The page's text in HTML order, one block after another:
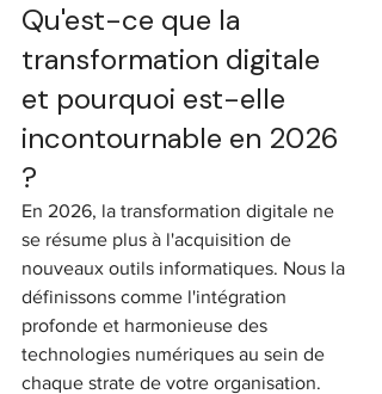
Qu'est-ce que la
transformation digitale
et pourquoi est-elle
incontournable en 2026
?
En 2026, la transformation digitale ne
se résume plus à l'acquisition de
nouveaux outils informatiques. Nous la
définissons comme l'intégration
profonde et harmonieuse des
technologies numériques au sein de
chaque strate de votre organisation.